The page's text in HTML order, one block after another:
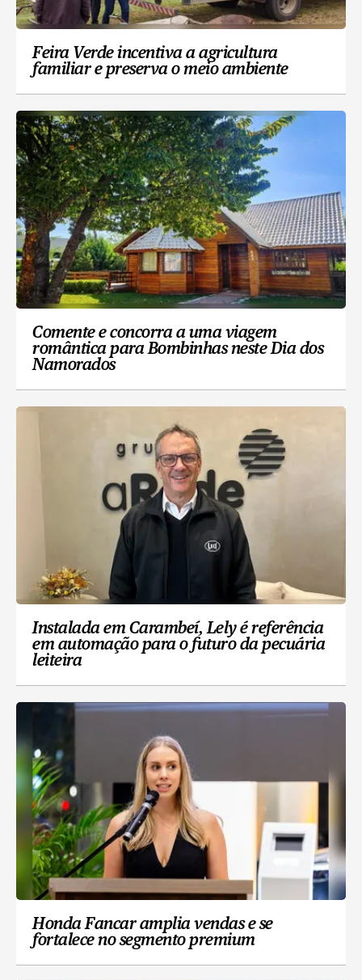
Feira Verde incentiva a agricultura
familiar e preserva o meio ambiente
Comente e concorra a uma viagem
romântica para Bombinhas neste Dia dos
Namorados
Instalada em Carambeí, Lely é referência
em automação para o futuro da pecuária
leiteira
Honda Fancar amplia vendas e se
fortalece no segmento premium